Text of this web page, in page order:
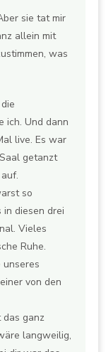
sie tat mir
allein mit
was
ich. Und dann
live. Es war
getanzt
so
diesen drei
Vieles
Ruhe.
unseres
von den
das ganz
langweilig,